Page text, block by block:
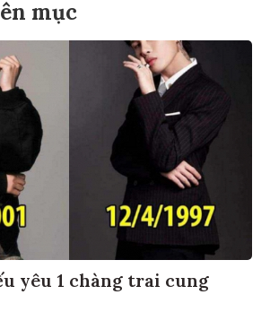
mục
yêu 1 chàng trai cung